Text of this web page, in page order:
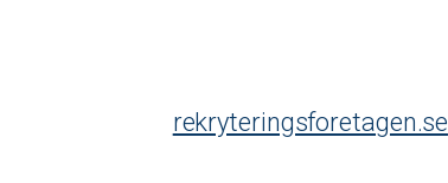
rekryteringsforetagen.se